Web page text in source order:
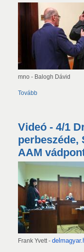
mno - Balogh Dávid
Tovább
Videó - 4/1
perbeszéde,
AAM
Frank Yvett -